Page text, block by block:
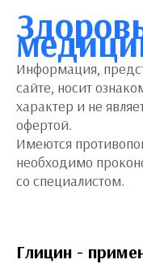
Информация,
сайте, носит
характер и не
офертой.
Имеются
необходимо
со специалистом.
Глицин -